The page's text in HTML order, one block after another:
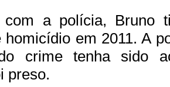
com a polícia, Bruno
homicídio em 2011. A
crime tenha sido
preso.